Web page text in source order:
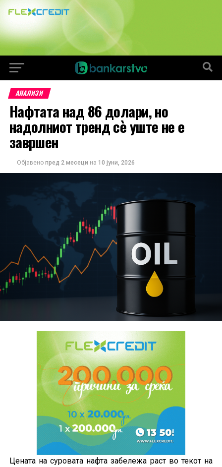
АНАЛИЗИ
Нафтата над 86 долари, но
надолниот тренд сè уште не е
завршен
Објавено пред 2 месеци на 10 јуни, 2026
Цената на суровата нафта забележа раст во текот на